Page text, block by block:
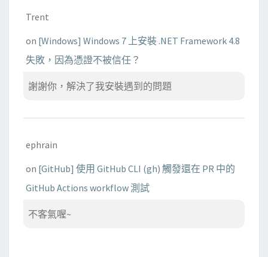
Trent
on [Windows] Windows 7 上安裝 .NET Framework 4.8
失敗，因為憑證不被信任？
謝謝你，解決了我安裝遇到的問題
ephrain
on [GitHub] 使用 GitHub CLI (gh) 觸發還在 PR 中的
GitHub Actions workflow 測試
不客氣喔~